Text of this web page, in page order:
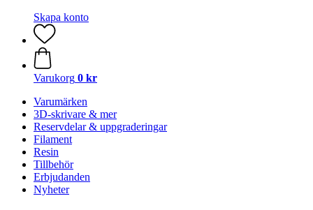
Skapa konto
Varukorg 0 kr
Varumärken
3D-skrivare & mer
Reservdelar & uppgraderingar
Filament
Resin
Tillbehör
Erbjudanden
Nyheter